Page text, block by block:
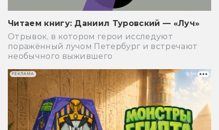
Читаем книгу: Даниил Туровский — «Луч»
Отрывок, в котором герои исследуют
поражённый лучом Петербург и встречают
необычного выжившего
РЕКЛАМА